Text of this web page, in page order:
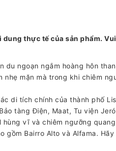
thực tế của sản phẩm.
du ngoạn ngắm hoàng hôn
nhẹ mặn mà trong khi chiêm
di tích chính của thành phố
tàng Điện, Maat, Tu viện
vĩ và chiêm ngưỡng
gồm Bairro Alto và Alfama. Hãy